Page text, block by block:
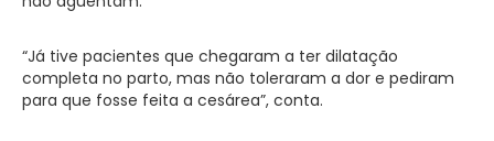
“Já tive pacientes que chegaram a ter dilatação
completa no parto, mas não toleraram a dor e pediram
para que fosse feita a cesárea”, conta.